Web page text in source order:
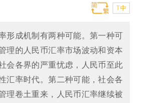
T中
形成机制有两种可能。第一种可
理的人民币汇率市场波动和资本
会各界的严重忧虑，人民币至此
汇率时代。第二种可能，社会各
理卷土重来，人民币汇率继续被